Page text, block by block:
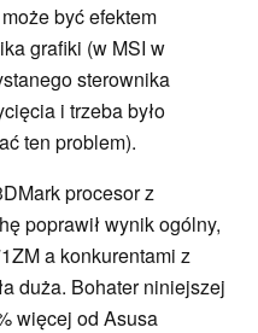
być efektem
grafiki (w MSI w
sterownika
i trzeba było
ten problem).
procesor z
poprawił wynik ogólny,
a konkurentami z
duża. Bohater niniejszej
więcej od Asusa